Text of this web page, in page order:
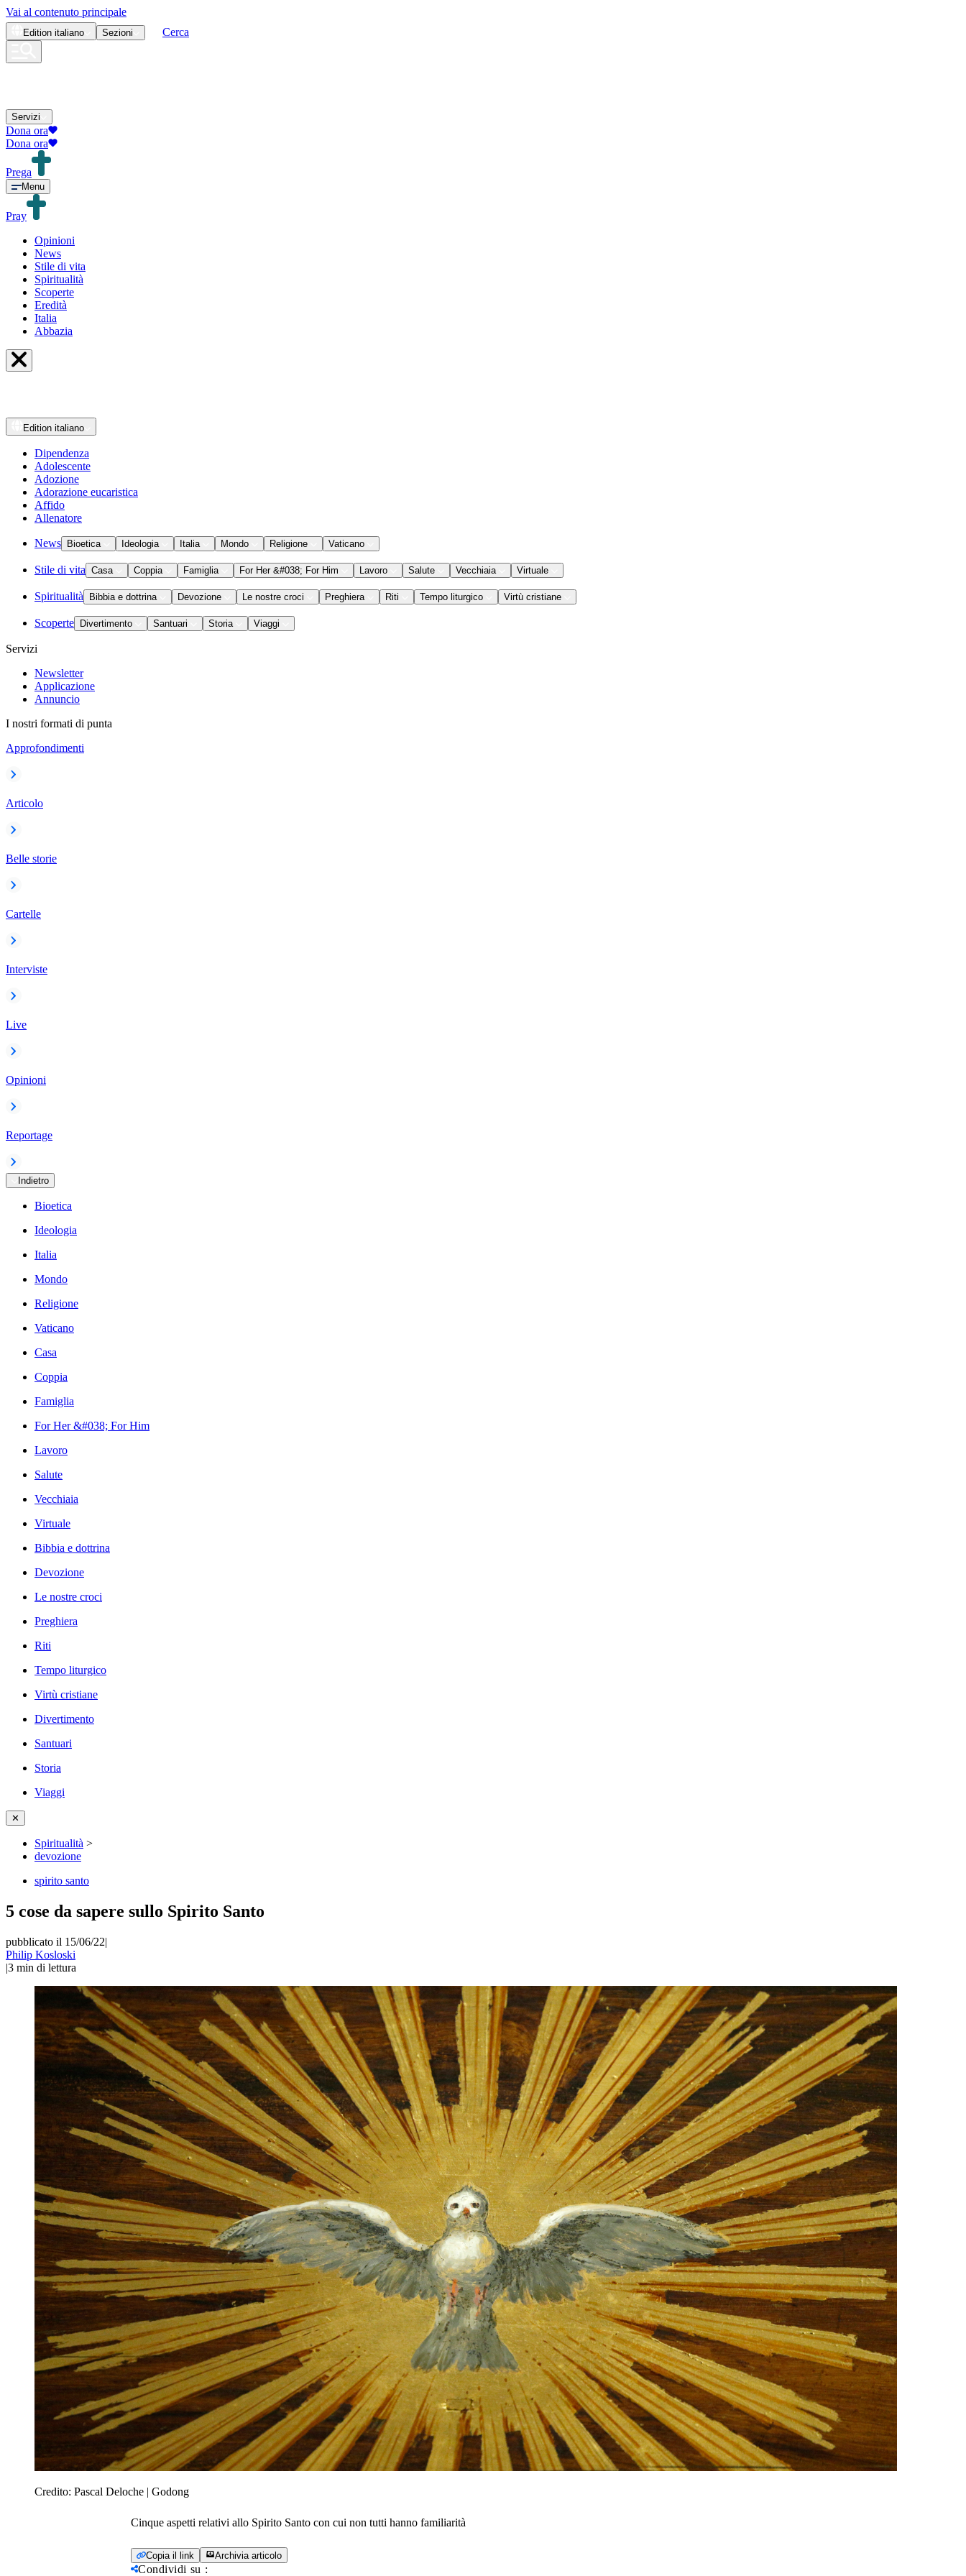
Vai al contenuto principale
Edition italiano Sezioni Cerca
Servizi
Dona ora
Dona ora
Prega
Menu
Pray
Opinioni
News
Stile di vita
Spiritualità
Scoperte
Eredità
Italia
Abbazia
Edition italiano
Dipendenza
Adolescente
Adozione
Adorazione eucaristica
Affido
Allenatore
News Bioetica Ideologia Italia Mondo Religione Vaticano
Stile di vita Casa Coppia Famiglia For Her &#038; For Him Lavoro Salute Vecchiaia Virtuale
Spiritualità Bibbia e dottrina Devozione Le nostre croci Preghiera Riti Tempo liturgico Virtù cristiane
Scoperte Divertimento Santuari Storia Viaggi
Servizi
Newsletter
Applicazione
Annuncio
I nostri formati di punta
Approfondimenti
Articolo
Belle storie
Cartelle
Interviste
Live
Opinioni
Reportage
Indietro
Bioetica
Ideologia
Italia
Mondo
Religione
Vaticano
Casa
Coppia
Famiglia
For Her &#038; For Him
Lavoro
Salute
Vecchiaia
Virtuale
Bibbia e dottrina
Devozione
Le nostre croci
Preghiera
Riti
Tempo liturgico
Virtù cristiane
Divertimento
Santuari
Storia
Viaggi
✕
Spiritualità >
devozione
spirito santo
5 cose da sapere sullo Spirito Santo
pubblicato il 15/06/22|
Philip Kosloski
|3 min di lettura
Credito: Pascal Deloche | Godong
Cinque aspetti relativi allo Spirito Santo con cui non tutti hanno familiarità
Copia il link Archivia articolo
Condividi su :